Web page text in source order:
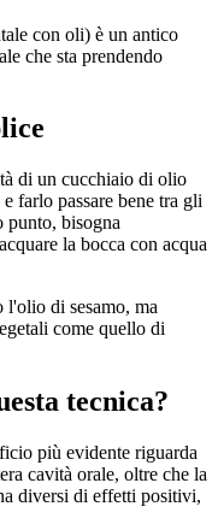
con oli) è un antico
che sta prendendo
di un cucchiaio di olio
farlo passare bene tra gli
punto, bisogna
la bocca con acqua
di sesamo, ma
come quello di
tecnica?
più evidente riguarda
cavità orale, oltre che la
diversi di effetti positivi,